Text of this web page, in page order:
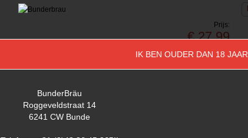
Prijs:
€ 27,99
Aantal
Reserveren
IK BEN OUDER DAN 18 JAAR
BunderBräu
Roggeveldstraat 14
6241 CW Bunde